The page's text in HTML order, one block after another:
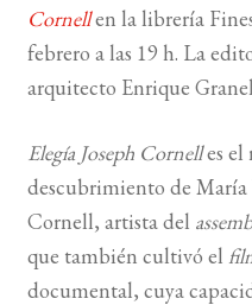
Cornellen la librería
febrero a las 19 h. La
arquitecto Enrique
Elegía Joseph Cornelles el
descubrimiento de María
Cornell, artista del
que también cultivó el
documental, cuya